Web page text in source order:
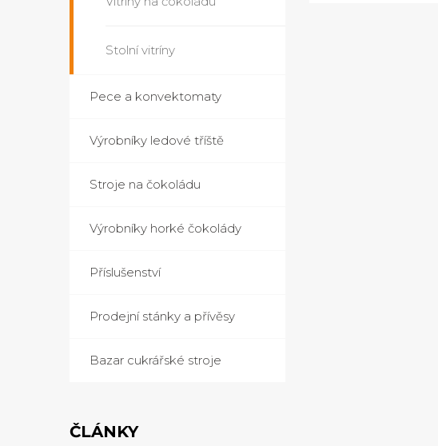
Stolní vitríny
Pece a konvektomaty
Výrobníky ledové tříště
Stroje na čokoládu
Výrobníky horké čokolády
Příslušenství
Prodejní stánky a přívěsy
Bazar cukrářské stroje
ČLÁNKY